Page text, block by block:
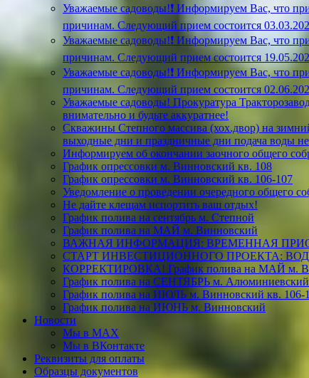
Уважаемые садоводы!❗ Информируем Вас, что
причинам. Следующий прием состоится
Уважаемые садоводы!❗ Информируем Вас, что
причинам. Следующий прием состоится
Уважаемые садоводы!❗ Информируем Вас, что
причинам. Следующий прием состоится
Уважаемые садоводы! Прокуратура
внимательно и будьте аккуратнее!
Скважины Степного массива (хох.двор) на
выходные дни и праздничные дни подача воды не
Информируем об окончании заочного общего
График опрессовки м. Винновский кв. 108
График опрессовки м. Винновский кв. 106-107
Уведомление о проведении очередного общего
Не дайте клещам испортить ваш отдых!
График полива на сентябрь м. Степной
График полива на МАЙ м. Винновский
ВАЖНАЯ ИНФОРМАЦИЯ: ВРЕМЕННАЯ
СТАРТ ИНВЕСТИЦИОННОГО ПРОЕКТА:
КОРРЕКТИРОВКА! График полива на МАЙ м.
График полива на СЕНТЯБРЬ м.
График полива на ИЮЛЬ м. Винновский кв. 106-
График полива на ИЮНЬ м. Винновский
Новости
Мы в МАХ
Мы в ВКонтакте
Реквизиты для оплаты
Образцы документов